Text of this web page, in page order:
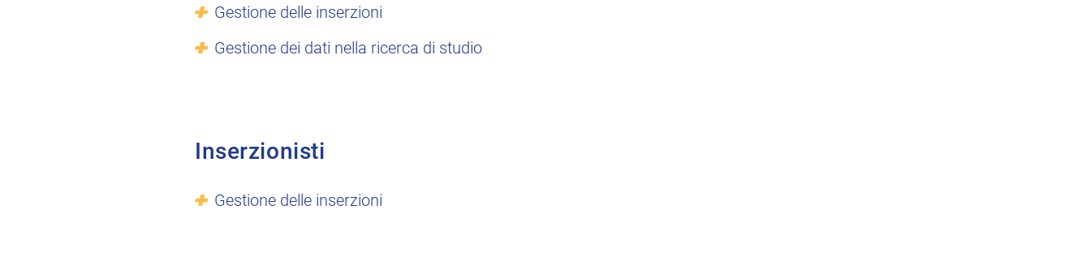
Gestione delle inserzioni
Gestione dei dati nella ricerca di studio
Inserzionisti
Gestione delle inserzioni